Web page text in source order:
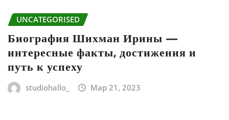
UNCATEGORISED
Биография Шихман Ирины —
интересные факты, достижения и
путь к успеху
studiohallo_ Мар 21, 2023